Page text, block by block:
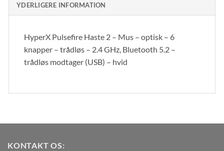
YDERLIGERE INFORMATION
HyperX Pulsefire Haste 2 – Mus – optisk – 6
knapper – trådløs – 2.4 GHz, Bluetooth 5.2 –
trådløs modtager (USB) – hvid
KONTAKT OS: